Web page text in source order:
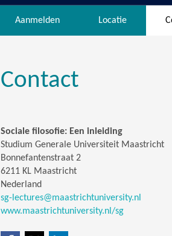
Aanmelden Locatie
Contact
Sociale filosofie: Een inleiding
Studium Generale Universiteit Maastricht
Bonnefantenstraat 2
6211 KL Maastricht
Nederland
sg-lectures@maastrichtuniversity.nl
www.maastrichtuniversity.nl/sg